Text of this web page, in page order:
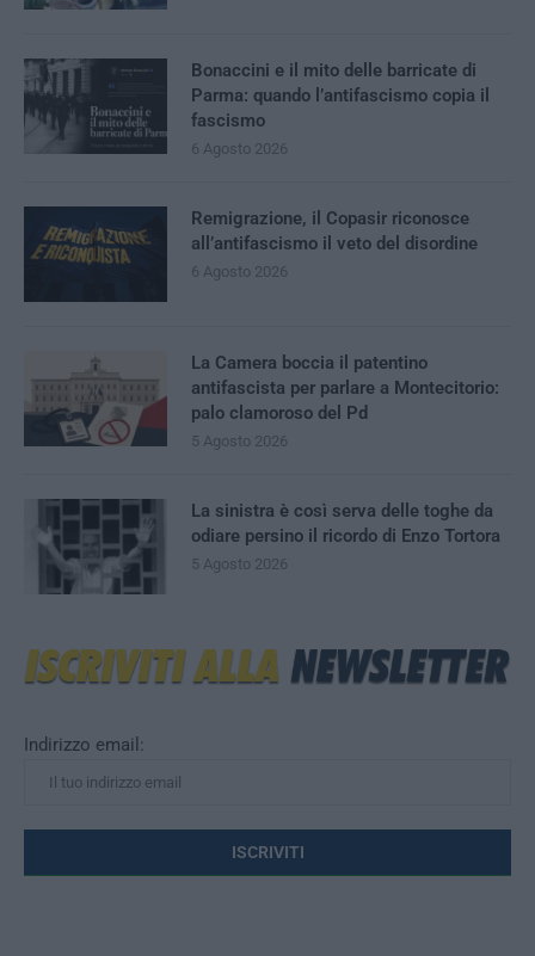
Indirizzo email:
Bonaccini e il mito delle barricate di
Parma: quando l’antifascismo copia il
fascismo
6 Agosto 2026
Remigrazione, il Copasir riconosce
all’antifascismo il veto del disordine
6 Agosto 2026
La Camera boccia il patentino
antifascista per parlare a Montecitorio:
palo clamoroso del Pd
5 Agosto 2026
La sinistra è così serva delle toghe da
odiare persino il ricordo di Enzo Tortora
5 Agosto 2026